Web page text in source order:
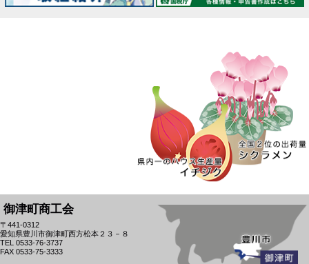
御津町商工会
〒441-0312
愛知県豊川市御津町西方松本２３－８
TEL 0533-76-3737
FAX 0533-75-3333